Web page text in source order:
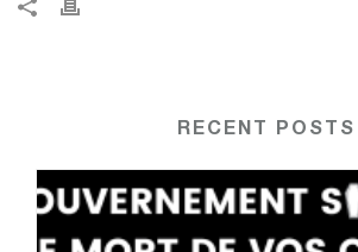
RECENT POSTS